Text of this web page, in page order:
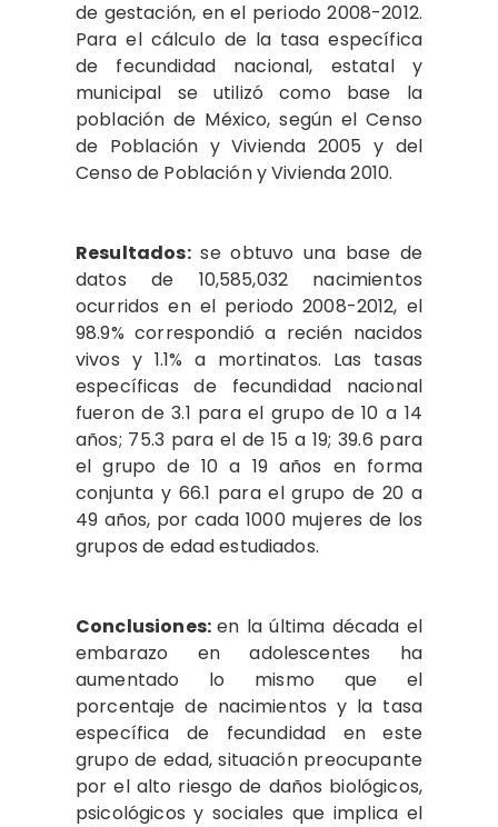
de gestación, en el periodo 2008-2012.
Para el cálculo de la tasa específica
de fecundidad nacional, estatal y
municipal se utilizó como base la
población de México, según el Censo
de Población y Vivienda 2005 y del
Censo de Población y Vivienda 2010.
Resultados: se obtuvo una base de
datos de 10,585,032 nacimientos
ocurridos en el periodo 2008-2012, el
98.9% correspondió a recién nacidos
vivos y 1.1% a mortinatos. Las tasas
específicas de fecundidad nacional
fueron de 3.1 para el grupo de 10 a 14
años; 75.3 para el de 15 a 19; 39.6 para
el grupo de 10 a 19 años en forma
conjunta y 66.1 para el grupo de 20 a
49 años, por cada 1000 mujeres de los
grupos de edad estudiados.
Conclusiones:en la última década el
embarazo en adolescentes ha
aumentado lo mismo que el
porcentaje de nacimientos y la tasa
específica de fecundidad en este
grupo de edad, situación preocupante
por el alto riesgo de daños biológicos,
psicológicos y sociales que implica el